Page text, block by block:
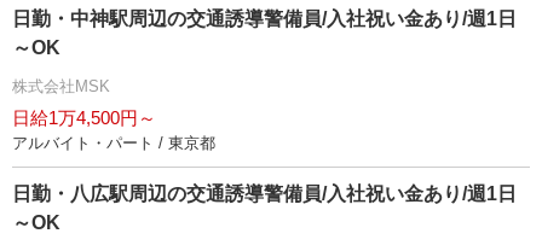
日勤・中神駅周辺の交通誘導警備員/入社祝い金あり/週1日
～OK
株式会社MSK
日給1万4,500円～
アルバイト・パート / 東京都
日勤・八広駅周辺の交通誘導警備員/入社祝い金あり/週1日
～OK